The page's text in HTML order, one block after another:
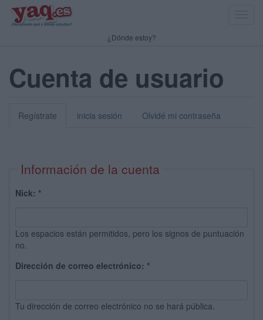
¿Dónde estoy?
Cuenta de usuario
Regístrate inicia sesión Olvidé mi contraseña
Información de la cuenta
Nick: *
Los espacios están permitidos, pero los signos de puntuación
no.
Dirección de correo electrónico: *
Tu dirección de correo electrónico no se hará pública.